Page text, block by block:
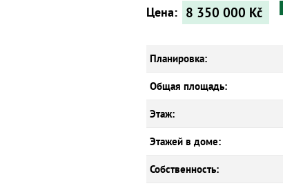
Цена: 8 350 000 Kč
Планировка:
Общая площадь:
Этаж:
Этажей в доме:
Собственность: